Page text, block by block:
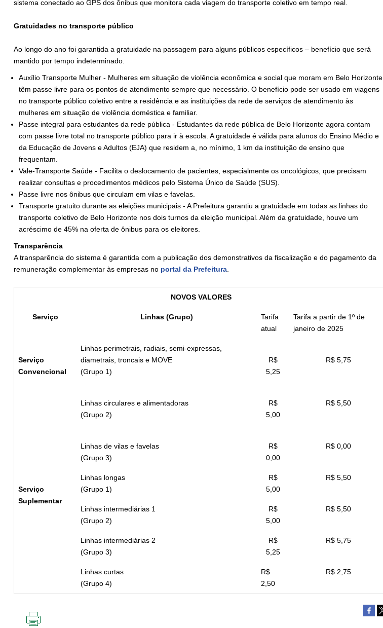
sistema conectado ao GPS dos ônibus que monitora cada viagem do transporte coletivo em tempo real.
Gratuidades no transporte público
Ao longo do ano foi garantida a gratuidade na passagem para alguns públicos específicos – benefício que será
mantido por tempo indeterminado.
Auxílio Transporte Mulher - Mulheres em situação de violência econômica e social que moram em Belo Horizonte
têm passe livre para os pontos de atendimento sempre que necessário. O benefício pode ser usado em viagens
no transporte público coletivo entre a residência e as instituições da rede de serviços de atendimento às
mulheres em situação de violência doméstica e familiar.
Passe integral para estudantes da rede pública - Estudantes da rede pública de Belo Horizonte agora contam
com passe livre total no transporte público para ir à escola. A gratuidade é válida para alunos do Ensino Médio e
da Educação de Jovens e Adultos (EJA) que residem a, no mínimo, 1 km da instituição de ensino que
frequentam.
Vale-Transporte Saúde - Facilita o deslocamento de pacientes, especialmente os oncológicos, que precisam
realizar consultas e procedimentos médicos pelo Sistema Único de Saúde (SUS).
Passe livre nos ônibus que circulam em vilas e favelas.
Transporte gratuito durante as eleições municipais - A Prefeitura garantiu a gratuidade em todas as linhas do
transporte coletivo de Belo Horizonte nos dois turnos da eleição municipal. Além da gratuidade, houve um
acréscimo de 45% na oferta de ônibus para os eleitores.
Transparência
A transparência do sistema é garantida com a publicação dos demonstrativos da fiscalização e do pagamento da
remuneração complementar às empresas no portal da Prefeitura.
NOVOS VALORES
Serviço Linhas (Grupo)
Tarifa
atual
Tarifa a partir de 1º de
janeiro de 2025
Serviço
Convencional
Linhas perimetrais, radiais, semi-expressas,
diametrais, troncais e MOVE
(Grupo 1)
R$
5,25
R$ 5,75
Linhas circulares e alimentadoras
(Grupo 2)
R$
5,00
R$ 5,50
Linhas de vilas e favelas
(Grupo 3)
R$
0,00
R$ 0,00
Serviço
Suplementar
Linhas longas
(Grupo 1)
R$
5,00
R$ 5,50
Linhas intermediárias 1
(Grupo 2)
R$
5,00
R$ 5,50
Linhas intermediárias 2
(Grupo 3)
R$
5,25
R$ 5,75
Linhas curtas
(Grupo 4)
R$
2,50
R$ 2,75